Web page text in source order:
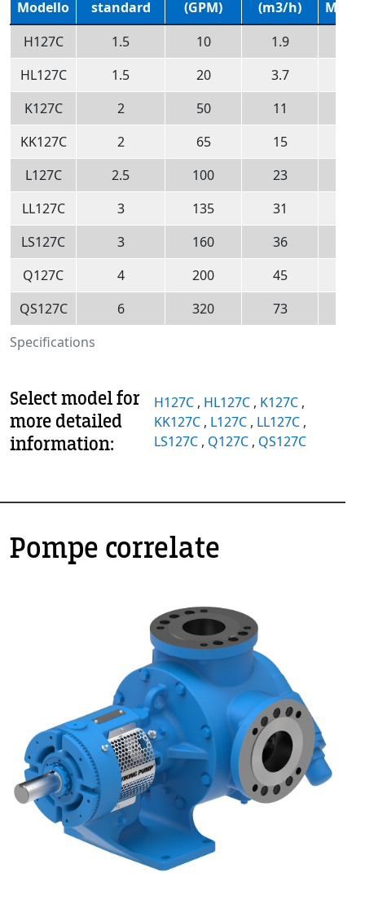
Specifications
Modello standard (GPM) (m3/h)
H127C
1.5 10 1.9
HL127C
1.5 20 3.7
K127C
2 50 11
KK127C
2 65 15
L127C
2.5 100 23
LL127C
3 135 31
LS127C
3 160 36
Q127C
4 200 45
QS127C
6 320 73
Select model for
more detailed
information:
H127C , HL127C , K127C ,
KK127C , L127C , LL127C ,
LS127C , Q127C , QS127C
Pompe correlate